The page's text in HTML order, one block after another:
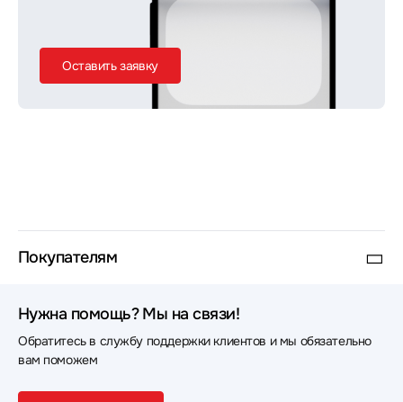
Оставить заявку
Покупателям
Нужна помощь? Мы на связи!
Обратитесь в службу поддержки клиентов и мы обязательно
вам поможем